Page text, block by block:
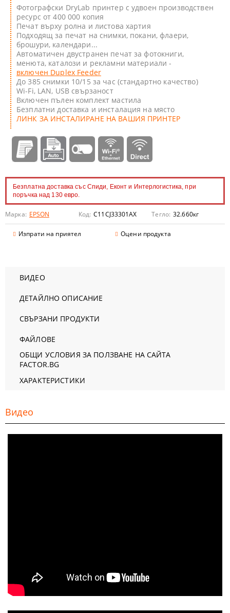
Фотографски DryLab принтер с удвоен производствен
ресурс от 400 000 копия
Печат върху ролна и листова хартия
Подходящ за печат на снимки, покани, флаери,
брошури, календари...
Автоматичен двустранен печат за фотокниги,
менюта, каталози и рекламни материали -
включен Duplex Feeder
До 385 снимки 10/15 за час (стандартно качество)
Wi-Fi, LAN, USB свързаност
Включен пълен комплект мастила
Безплатни доставка и инсталация на място
ЛИНК ЗА ИНСТАЛИРАНЕ НА ВАШИЯ ПРИНТЕР
Безплатна доставка със Спиди, Еконт и Интерлогистика, при
поръчка над 130 евро.
Марка: EPSON Код: C11CJ33301AX Тегло: 32.660кг
Изпрати на приятел Оцени продукта
ВИДЕО
ДЕТАЙЛНО ОПИСАНИЕ
СВЪРЗАНИ ПРОДУКТИ
ФАЙЛОВЕ
ОБЩИ УСЛОВИЯ ЗА ПОЛЗВАНЕ НА САЙТА
FACTOR.BG
ХАРАКТЕРИСТИКИ
Видео